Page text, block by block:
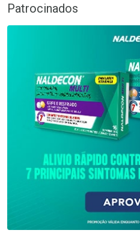
Patrocinados